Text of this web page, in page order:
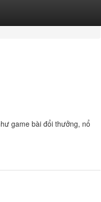
game bài đổi thưởng, nổ